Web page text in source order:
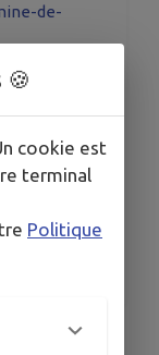
de-
d’un
🍪
cookie est
terminal
Politique